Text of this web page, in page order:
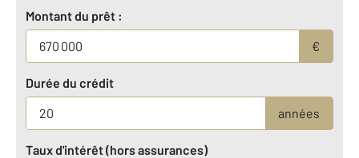
Montant du prêt :
€
Durée du crédit
années
Taux d'intérêt (hors assurances)